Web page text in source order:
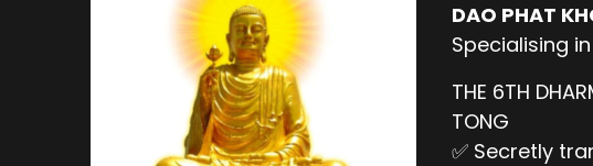
DAO PHAT
Specialising in
THE 6TH
TONG
✅ Secretly